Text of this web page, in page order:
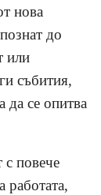
нова
до
или
събития,
да се опитва
с повече
работата,